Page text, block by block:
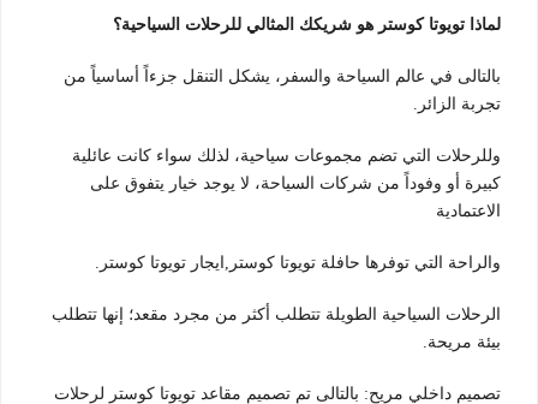
لماذا تويوتا كوستر هو شريكك المثالي للرحلات السياحية؟
بالتالى في عالم السياحة والسفر، يشكل التنقل جزءاً أساسياً من
تجربة الزائر.
وللرحلات التي تضم مجموعات سياحية، لذلك سواء كانت عائلية
كبيرة أو وفوداً من شركات السياحة، لا يوجد خيار يتفوق على
الاعتمادية
والراحة التي توفرها حافلة تويوتا كوستر,ايجار تويوتا كوستر.
الرحلات السياحية الطويلة تتطلب أكثر من مجرد مقعد؛ إنها تتطلب
بيئة مريحة.
تصميم داخلي مريح: بالتالى تم تصميم مقاعد تويوتا كوستر لرحلات